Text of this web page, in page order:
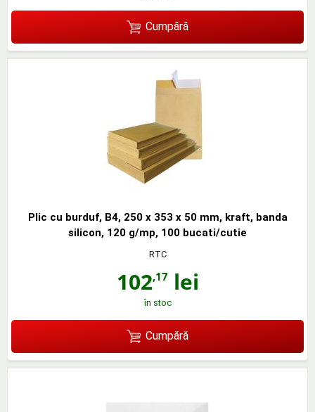
Cumpără
Plic cu burduf, B4, 250 x 353 x 50 mm, kraft, banda
silicon, 120 g/mp, 100 bucati/cutie
RTC
102,17lei
în stoc
Cumpără